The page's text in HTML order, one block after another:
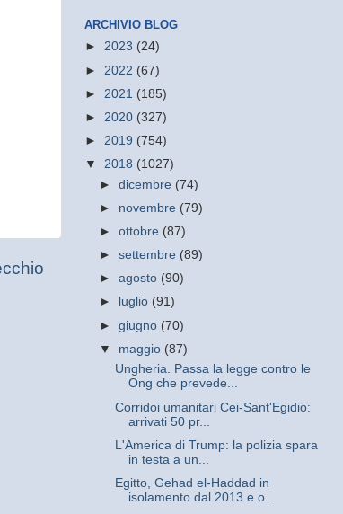
ARCHIVIO BLOG
► 2023 (24)
► 2022 (67)
► 2021 (185)
► 2020 (327)
► 2019 (754)
▼ 2018 (1027)
►dicembre (74)
► novembre (79)
►ottobre (87)
►settembre (89)
►agosto (90)
►
luglio (91)
►giugno (70)
▼ maggio (87)
Ungheria. Passa la legge contro le
Ong che prevede...
Corridoi umanitari Cei-Sant'Egidio:
arrivati 50 pr...
L'America di Trump: la polizia spara
in testa a un...
Egitto, Gehad el-Haddad in
isolamento dal 2013 e o...